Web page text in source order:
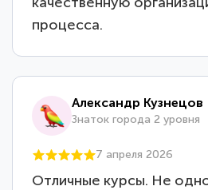
процесса.
Александр Кузнецов
Знаток города 2 уровня
7 апреля 2026
Отличные курсы. Не